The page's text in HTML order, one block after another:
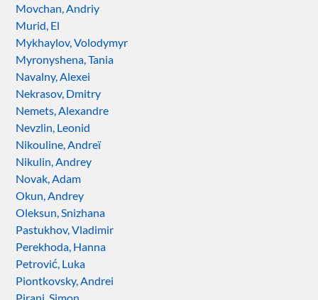
Movchan, Andriy
Murid, El
Mykhaylov, Volodymyr
Myronyshena, Tania
Navalny, Alexei
Nekrasov, Dmitry
Nemets, Alexandre
Nevzlin, Leonid
Nikouline, Andreï
Nikulin, Andrey
Novak, Adam
Okun, Andrey
Oleksun, Snizhana
Pastukhov, Vladimir
Perekhoda, Hanna
Petrović, Luka
Piontkovsky, Andrei
Pirani, Simon